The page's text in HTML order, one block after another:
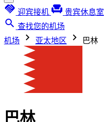
handshake 迎宾接机 chair 贵宾休息室
search 查找您的机场
机场
chevron_right 亚太地区 chevron_right 巴林
巴林